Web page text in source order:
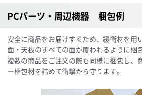
PCパーツ・周辺機器 梱包例
安全に商品をお届けするため、緩衝材を用
面・天板のすべての面が覆われるように梱
複数の商品をご注文の際も同様に梱包し、
ー梱包材を詰めて衝撃から守ります。